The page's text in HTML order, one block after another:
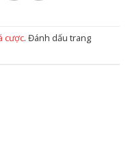
cược. Đánh dấu trang